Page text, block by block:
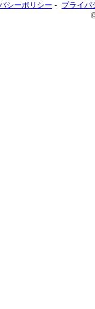
シーポリシー - プライバ